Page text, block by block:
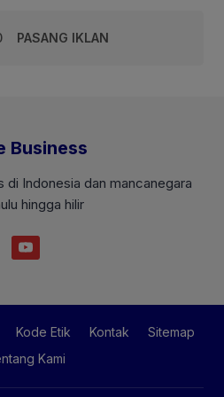
PASANG IKLAN
Business
di Indonesia dan mancanegara
hingga hilir
Kode Etik Kontak
Sitemap
Kami